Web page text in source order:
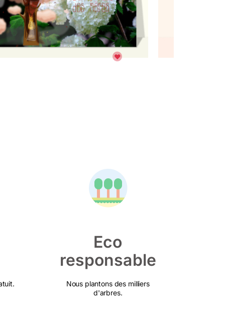
Eco
responsable
Nous plantons des milliers
d'arbres.